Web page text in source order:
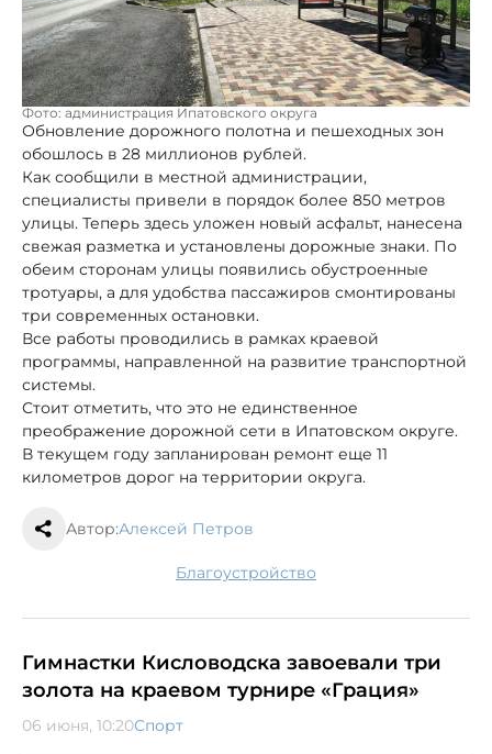
Фото: администрация Ипатовского округа
Обновление дорожного полотна и пешеходных зон
обошлось в 28 миллионов рублей.
Как сообщили в местной администрации,
специалисты привели в порядок более 850 метров
улицы. Теперь здесь уложен новый асфальт, нанесена
свежая разметка и установлены дорожные знаки. По
обеим сторонам улицы появились обустроенные
тротуары, а для удобства пассажиров смонтированы
три современных остановки.
Все работы проводились в рамках краевой
программы, направленной на развитие транспортной
системы.
Стоит отметить, что это не единственное
преображение дорожной сети в Ипатовском округе.
В текущем году запланирован ремонт еще 11
километров дорог на территории округа.
Автор:Алексей Петров
благоустройство
Гимнастки Кисловодска завоевали три
золота на краевом турнире «Грация»
06 июня, 10:20Спорт